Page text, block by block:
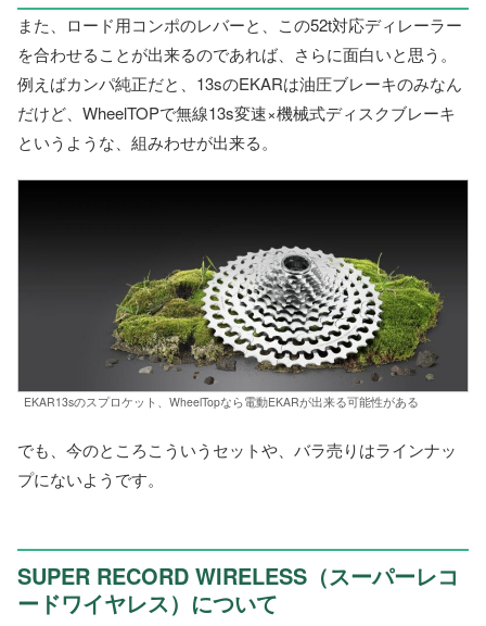
また、ロード用コンポのレバーと、この52t対応ディレーラー
を合わせることが出来るのであれば、さらに面白いと思う。
例えばカンパ純正だと、13sのEKARは油圧ブレーキのみなん
だけど、WheelTOPで無線13s変速×機械式ディスクブレーキ
というような、組みわせが出来る。
EKAR13sのスプロケット、WheelTopなら電動EKARが出来る可能性がある
でも、今のところこういうセットや、バラ売りはラインナッ
プにないようです。
SUPER RECORD WIRELESS（スーパーレコ
ードワイヤレス）について